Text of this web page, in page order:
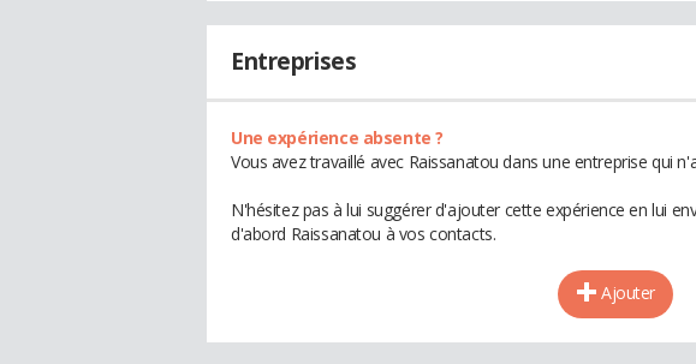
Entreprises
Une expérience absente ?
Vous avez travaillé avec Raissanatou dans une entreprise qui
N'hésitez pas à lui suggérer d'ajouter cette expérience en lui
d'abord Raissanatou à vos contacts.
Ajouter